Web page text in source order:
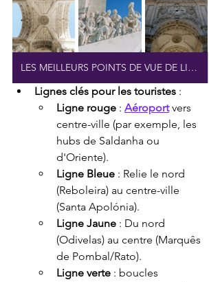
LES MEILLEURS POINTS DE VUE DE LISBONNE
Lignes clés pour les touristes :
Ligne rouge : Aéroport vers
centre-ville (par exemple, les
hubs de Saldanha ou
d'Oriente).
Ligne Bleue : Relie le nord
(Reboleira) au centre-ville
(Santa Apolónia).
Ligne Jaune : Du nord
(Odivelas) au centre (Marquês
de Pombal/Rato).
Ligne verte : boucles